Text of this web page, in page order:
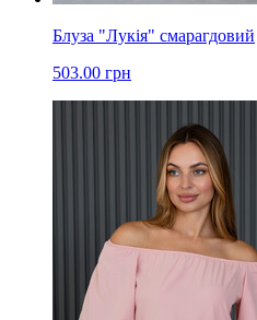
Блуза "Лукія" смарагдовий
503.00 грн